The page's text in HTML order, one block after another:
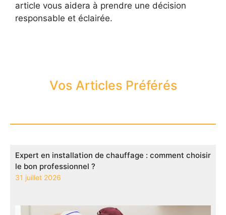
article vous aidera à prendre une décision
responsable et éclairée.
Vos Articles Préférés
Expert en installation de chauffage : comment choisir
le bon professionnel ?
31 juillet 2026